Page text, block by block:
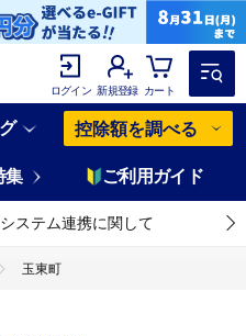
ログイン 新規登録 カート
控除額を調べる
集 ご利用ガイド
ステム連携に関して
玉東町